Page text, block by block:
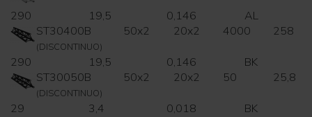
290
19,5 0,146
AL
ST30400B
(DISCONTINUO)
50x2 20x2 4000 258
290 19,5 0,146
BK
ST30050B
(DISCONTINUO)
50x2 20x2 50 25,8
29 3,4 0,018 BK